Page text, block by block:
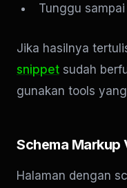
Tunggu
Jika hasilnya
snippet sudah
gunakan tools
Schema Markup
Halaman dengan